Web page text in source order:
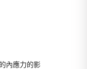
內應力的影